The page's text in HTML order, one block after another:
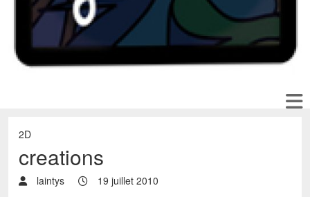
2D
creations
laintys 19 juillet 2010